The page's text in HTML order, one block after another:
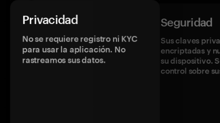
Privacidad
No se requiere registro ni KYC
para usar la aplicación. No
rastreamos sus datos.
Seguridad
Sus claves
encriptadas y
su dispositivo.
control sobre